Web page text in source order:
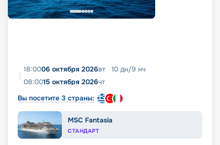
18:0006 октября 2026вт 10 дн/9 нч
08:0015 октября 2026чт
Вы посетите 3 страны:
MSC Fantasia
СТАНДАРТ